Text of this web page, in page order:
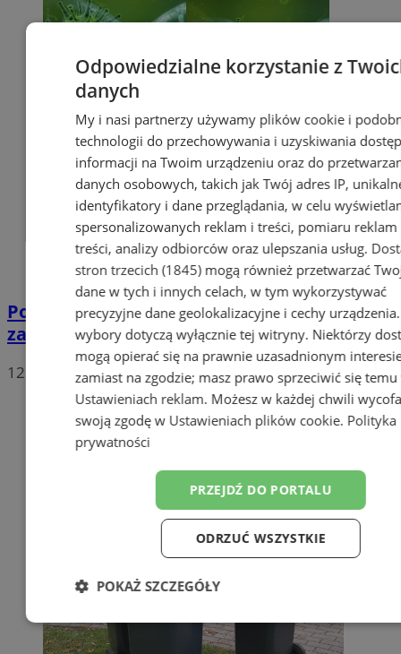
Potwierdzono pierwszy przypadek
zarażenia koronawirusem w Sosnowcu
12
Odpowiedzialne korzystanie z
danych
My i nasi partnerzy używamy plików cookie i
technologii do przechowywania i uzyskiwania
informacji na Twoim urządzeniu oraz do
danych osobowych, takich jak Twój adres IP,
identyfikatory i dane przeglądania, w celu
spersonalizowanych reklam i treści, pomiaru reklam
treści, analizy odbiorców oraz ulepszania usług.
stron trzecich (1845)mogą również przetwarzać
dane w tych i innych celach, w tym wykorzystywać
precyzyjne dane geolokalizacyjne i cechy
wybory dotyczą wyłącznie tej witryny. Niektórzy
mogą opierać się na prawnie uzasadnionym
zamiast na zgodzie; masz prawo sprzeciwić się temu
Ustawieniach reklam. Możesz w każdej chwili
swoją zgodę w Ustawieniach plików cookie. Polityka
prywatności
PRZEJDŹ DO PORTALU
ODRZUĆ WSZYSTKIE
POKAŻ SZCZEGÓŁY
Niezbędne Wydajność